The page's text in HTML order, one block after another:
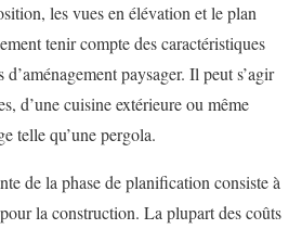
les vues en élévation et le plan
tenir compte des caractéristiques
paysager. Il peut s’agir
d’une cuisine extérieure ou même
telle qu’une pergola.
de la phase de planification consiste à
la construction. La plupart des coûts